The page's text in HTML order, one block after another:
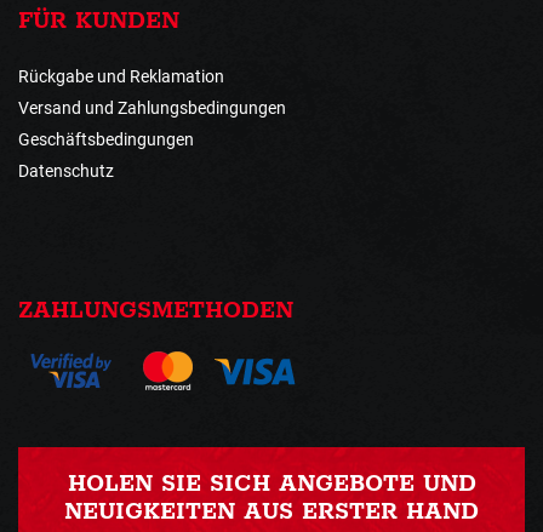
FÜR KUNDEN
Rückgabe und Reklamation
Versand und Zahlungsbedingungen
Geschäftsbedingungen
Datenschutz
ZAHLUNGSMETHODEN
HOLEN SIE SICH ANGEBOTE UND
NEUIGKEITEN AUS ERSTER HAND